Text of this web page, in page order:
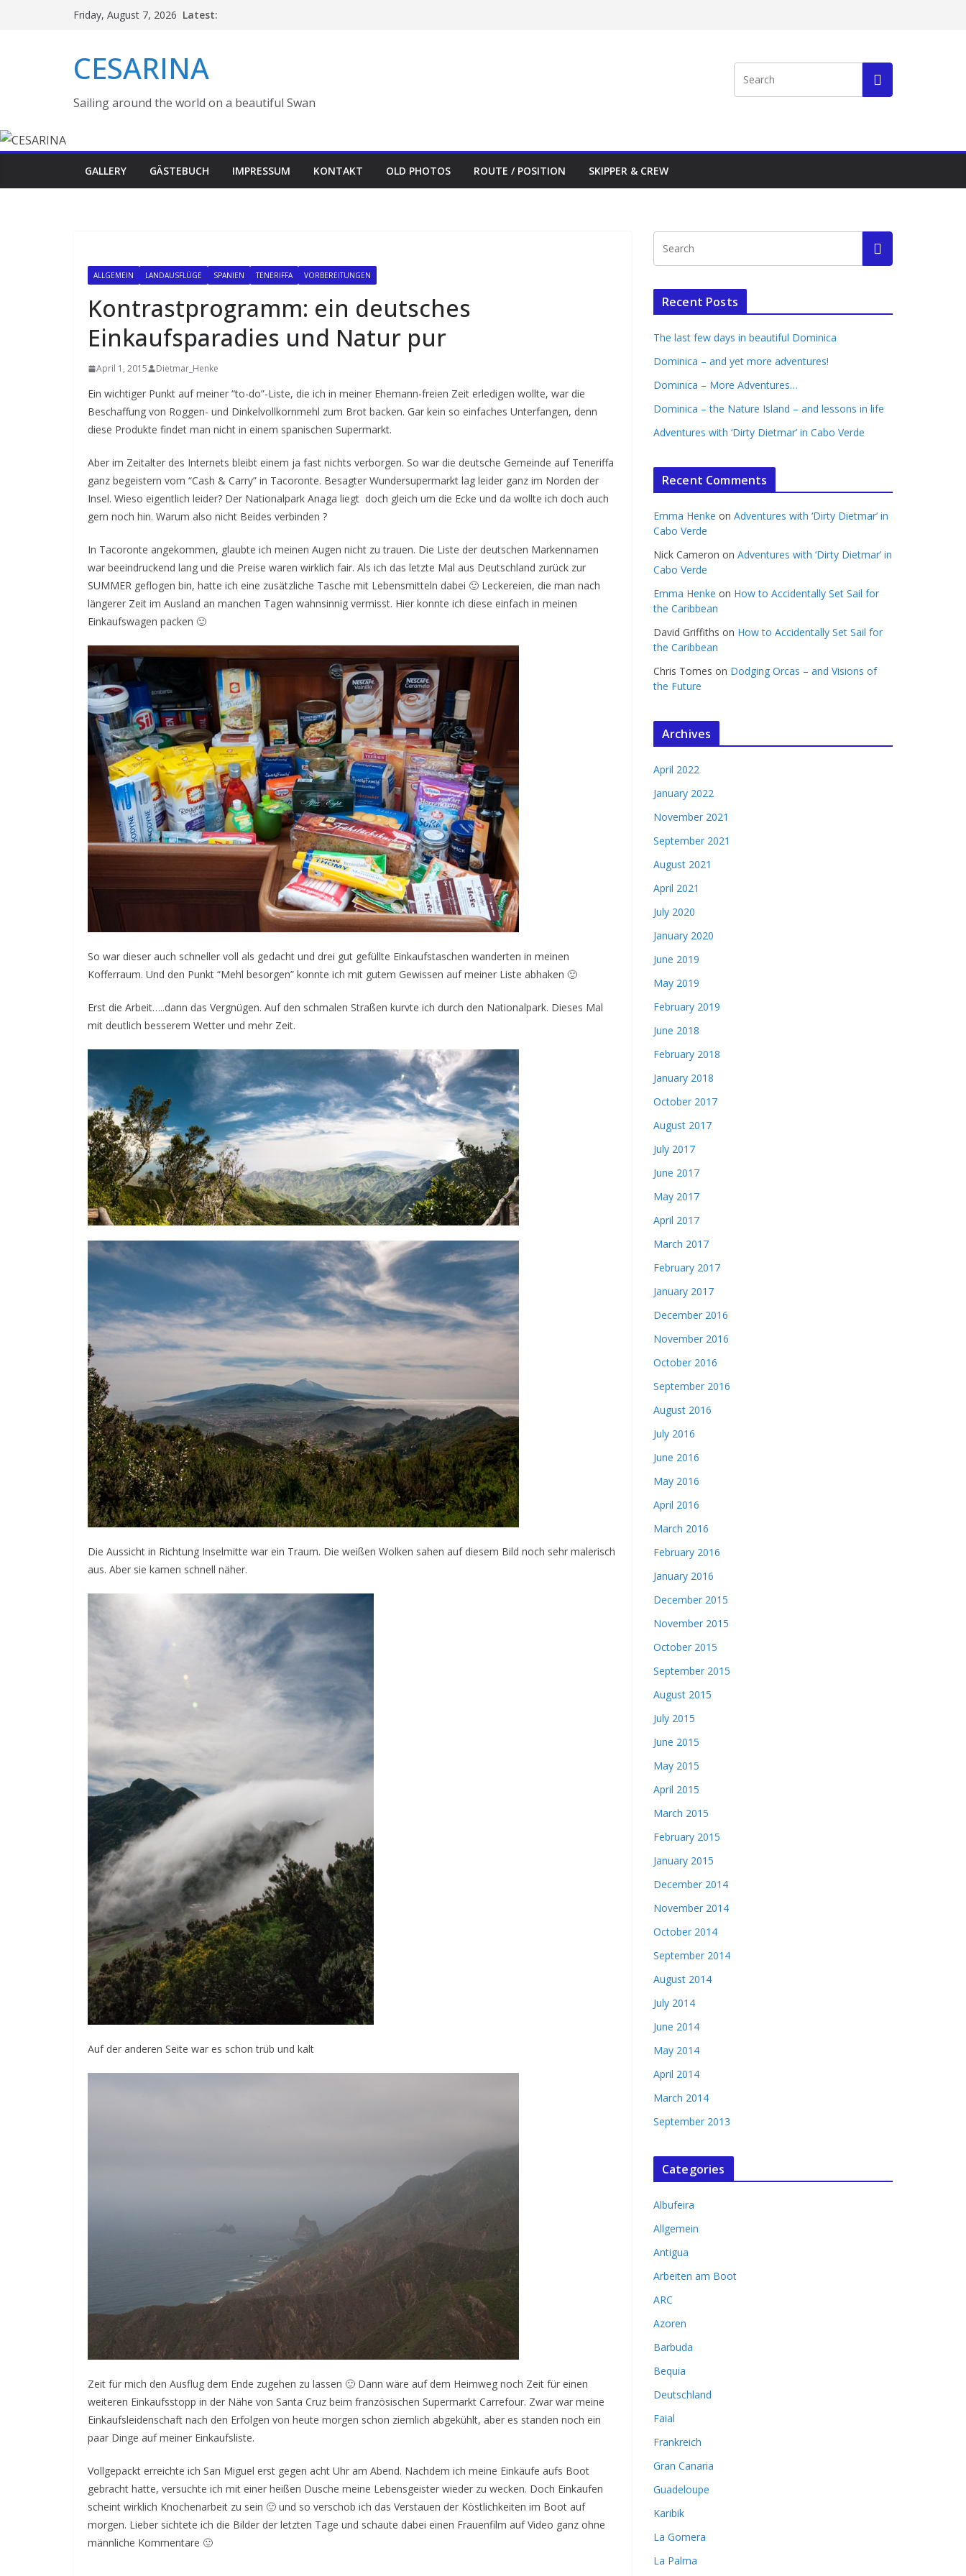
Friday, August 7, 2026 Latest:
CESARINA
Sailing around the world on a beautiful Swan
GALLERY GÄSTEBUCH IMPRESSUM KONTAKT OLD PHOTOS ROUTE / POSITION SKIPPER & CREW
ALLGEMEIN LANDAUSFLÜGE SPANIEN TENERIFFA VORBEREITUNGEN
Kontrastprogramm: ein deutsches
Einkaufsparadies und Natur pur
April 1, 2015 Dietmar_Henke
Ein wichtiger Punkt auf meiner “to-do”-Liste, die ich in meiner Ehemann-freien Zeit erledigen wollte, war die
Beschaffung von Roggen- und Dinkelvollkornmehl zum Brot backen. Gar kein so einfaches Unterfangen, denn
diese Produkte findet man nicht in einem spanischen Supermarkt.
Aber im Zeitalter des Internets bleibt einem ja fast nichts verborgen. So war die deutsche Gemeinde auf Teneriffa
ganz begeistern vom “Cash & Carry” in Tacoronte. Besagter Wundersupermarkt lag leider ganz im Norden der
Insel. Wieso eigentlich leider? Der Nationalpark Anaga liegt doch gleich um die Ecke und da wollte ich doch auch
gern noch hin. Warum also nicht Beides verbinden ?
In Tacoronte angekommen, glaubte ich meinen Augen nicht zu trauen. Die Liste der deutschen Markennamen
war beeindruckend lang und die Preise waren wirklich fair. Als ich das letzte Mal aus Deutschland zurück zur
SUMMER geflogen bin, hatte ich eine zusätzliche Tasche mit Lebensmitteln dabei 🙂 Leckereien, die man nach
längerer Zeit im Ausland an manchen Tagen wahnsinnig vermisst. Hier konnte ich diese einfach in meinen
Einkaufswagen packen 🙂
So war dieser auch schneller voll als gedacht und drei gut gefüllte Einkaufstaschen wanderten in meinen
Kofferraum. Und den Punkt “Mehl besorgen” konnte ich mit gutem Gewissen auf meiner Liste abhaken 🙂
Erst die Arbeit…..dann das Vergnügen. Auf den schmalen Straßen kurvte ich durch den Nationalpark. Dieses Mal
mit deutlich besserem Wetter und mehr Zeit.
Die Aussicht in Richtung Inselmitte war ein Traum. Die weißen Wolken sahen auf diesem Bild noch sehr malerisch
aus. Aber sie kamen schnell näher.
Auf der anderen Seite war es schon trüb und kalt
Zeit für mich den Ausflug dem Ende zugehen zu lassen 🙂 Dann wäre auf dem Heimweg noch Zeit für einen
weiteren Einkaufsstopp in der Nähe von Santa Cruz beim französischen Supermarkt Carrefour. Zwar war meine
Einkaufsleidenschaft nach den Erfolgen von heute morgen schon ziemlich abgekühlt, aber es standen noch ein
paar Dinge auf meiner Einkaufsliste.
Vollgepackt erreichte ich San Miguel erst gegen acht Uhr am Abend. Nachdem ich meine Einkäufe aufs Boot
gebracht hatte, versuchte ich mit einer heißen Dusche meine Lebensgeister wieder zu wecken. Doch Einkaufen
scheint wirklich Knochenarbeit zu sein 🙂 und so verschob ich das Verstauen der Köstlichkeiten im Boot auf
morgen. Lieber sichtete ich die Bilder der letzten Tage und schaute dabei einen Frauenfilm auf Video ganz ohne
männliche Kommentare 🙂
Recent Posts
The last few days in beautiful Dominica
Dominica – and yet more adventures!
Dominica – More Adventures…
Dominica – the Nature Island – and lessons in life
Adventures with ‘Dirty Dietmar’ in Cabo Verde
Recent Comments
Emma Henke on Adventures with ‘Dirty Dietmar’ in
Cabo Verde
Nick Cameron on Adventures with ‘Dirty Dietmar’ in
Cabo Verde
Emma Henke on How to Accidentally Set Sail for
the Caribbean
David Griffiths on How to Accidentally Set Sail for
the Caribbean
Chris Tomes on Dodging Orcas – and Visions of
the Future
Archives
April 2022
January 2022
November 2021
September 2021
August 2021
April 2021
July 2020
January 2020
June 2019
May 2019
February 2019
June 2018
February 2018
January 2018
October 2017
August 2017
July 2017
June 2017
May 2017
April 2017
March 2017
February 2017
January 2017
December 2016
November 2016
October 2016
September 2016
August 2016
July 2016
June 2016
May 2016
April 2016
March 2016
February 2016
January 2016
December 2015
November 2015
October 2015
September 2015
August 2015
July 2015
June 2015
May 2015
April 2015
March 2015
February 2015
January 2015
December 2014
November 2014
October 2014
September 2014
August 2014
July 2014
June 2014
May 2014
April 2014
March 2014
September 2013
Categories
Albufeira
Allgemein
Antigua
Arbeiten am Boot
ARC
Azoren
Barbuda
Bequia
Deutschland
Faial
Frankreich
Gran Canaria
Guadeloupe
Karibik
La Gomera
La Palma